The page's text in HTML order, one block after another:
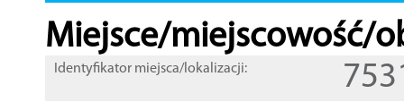
Miejsce/miejscowość/
Identyfikator miejsca/lokalizacji: